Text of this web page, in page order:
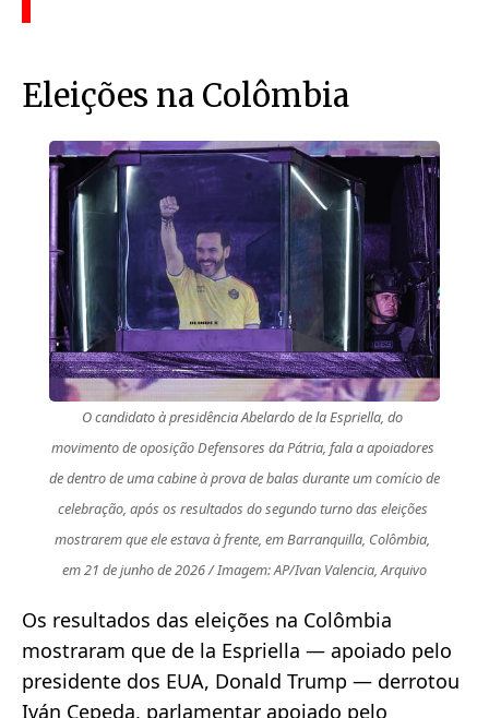
Eleições na Colômbia
O candidato à presidência Abelardo de la Espriella, do
movimento de oposição Defensores da Pátria, fala a apoiadores
de dentro de uma cabine à prova de balas durante um comício de
celebração, após os resultados do segundo turno das eleições
mostrarem que ele estava à frente, em Barranquilla, Colômbia,
em 21 de junho de 2026 / Imagem: AP/Ivan Valencia, Arquivo
Os resultados das eleições na Colômbia
mostraram que de la Espriella — apoiado pelo
presidente dos EUA, Donald Trump — derrotou
Iván Cepeda, parlamentar apoiado pelo